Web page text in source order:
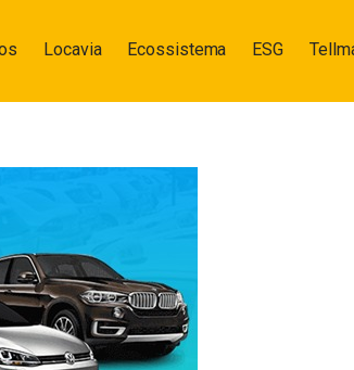
Locavia Ecossistema ESG